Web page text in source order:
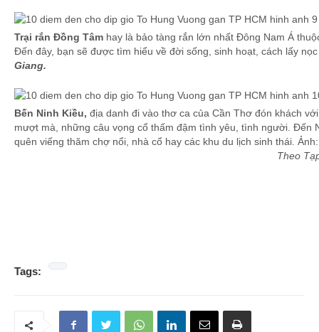
Trại rắn Đồng Tâm hay là bảo tàng rắn lớn nhất Đông Nam Á
Đến đây, bạn sẽ được tìm hiểu về đời sống, sinh hoạt, cách lấy
Giang.
Bến Ninh Kiều, địa danh đi vào thơ ca của Cần Thơ đón khách
mượt mà, những câu vọng cổ thấm đậm tình yêu, tình người. Đến
quên viếng thăm chợ nổi, nhà cổ hay các khu du lịch sinh thái.
Theo
Tags: